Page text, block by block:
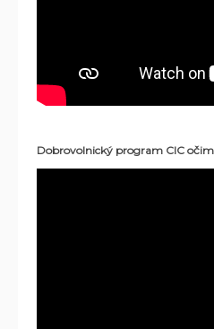
Dobrovolnický program CIC